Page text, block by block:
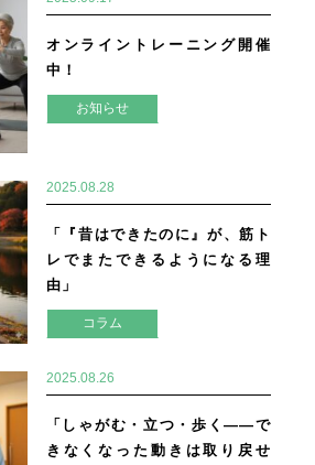
オンライントレーニング開催
中！
お知らせ
2025.08.28
「『昔はできたのに』が、筋ト
レでまたできるようになる理
由」
コラム
2025.08.26
「しゃがむ・立つ・歩く——で
きなくなった動きは取り戻せ